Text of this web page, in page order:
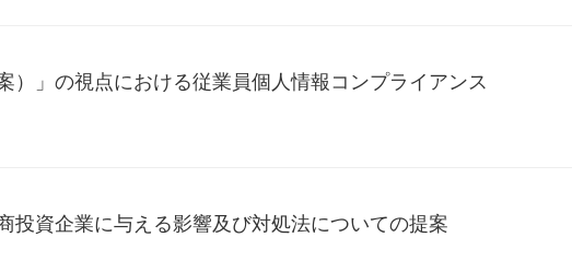
）」の視点における従業員個人情報コンプライアンス
投資企業に与える影響及び対処法についての提案